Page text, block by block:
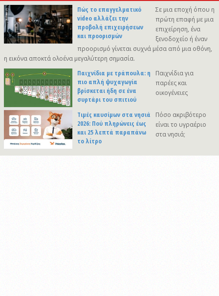
Πώς το επαγγελματικό
video αλλάζει την
προβολή επιχειρήσεων
και προορισμών
Σε μια εποχή όπου η
πρώτη επαφή με μια
επιχείρηση, ένα
ξενοδοχείο ή έναν
προορισμό γίνεται συχνά μέσα από μια οθόνη,
η εικόνα αποκτά ολοένα μεγαλύτερη σημασία.
Παιχνίδια με τράπουλα: η
πιο απλή ψυχαγωγία
βρίσκεται ήδη σε ένα
συρτάρι του σπιτιού
Παιχνίδια για
παρέες και
οικογένειες
Τιμές καυσίμων στα νησιά
2026: Πού πληρώνεις έως
και 25 λεπτά παραπάνω
το λίτρο
Πόσο ακριβότερο
είναι το υγραέριο
στα νησιά;